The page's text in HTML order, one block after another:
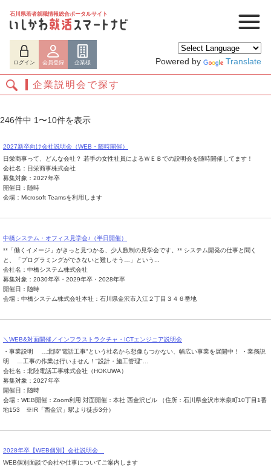
石川県若者就職情報総合ポータルサイト
ログイン 会員登録 企業様 Powered by Translate
企業説明会で探す
246件中 1〜10件を表示
2027新卒向け会社説明会（WEB・随時開催）
日栄商事って、どんな会社？ 若手の女性社員によるＷＥＢでの説明会を随時開催してます！
会社名：日栄商事株式会社
募集対象：2027年卒
開催日：随時
会場：Microsoft Teamsを利用します
中橋システム・オフィス見学会♪（半日開催）
**「働くイメージ」がきっと見つかる、少人数制の見学会です。** システム開発の仕事と聞く
と、「プログラミングができないと難しそう…」という...
会社名：中橋システム株式会社
募集対象：2030年卒・2029年卒・2028年卒
開催日：随時
会場：中橋システム株式会社本社：石川県金沢市入江２丁目３４６番地
＼WEB&対面開催／インフラストラクチャ・ICTエンジニア説明会
・事業説明 …北陸"電話工事"という社名から想像もつかない、幅広い事業を展開中！ ・業務説
明 …工事の作業は行いません！"設計・施工管理"...
会社名：北陸電話工事株式会社（HOKUWA）
募集対象：2027年卒
開催日：随時
会場：WEB開催：Zoom利用 対面開催：本社 西金沢ビル （住所：石川県金沢市米泉町10丁目1番
地153 ※IR「西金沢」駅より徒歩3分）
2028年卒【WEB個別】会社説明会
WEB個別面談で会社や仕事についてご案内します